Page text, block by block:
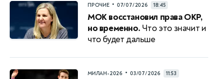
ПРОЧИЕ • 07/07/2026 18:45
МОК восстановил права ОКР,
но временно. Что это значит и
что будет дальше
МИЛАН-2026 • 03/07/2026 11:53